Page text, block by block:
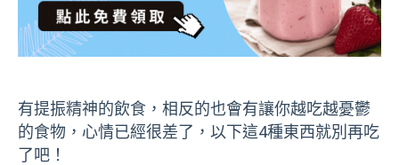
有提振精神的飲食，相反的也會有讓你越吃越憂鬱
的食物，心情已經很差了，以下這4種東西就別再吃
了吧！